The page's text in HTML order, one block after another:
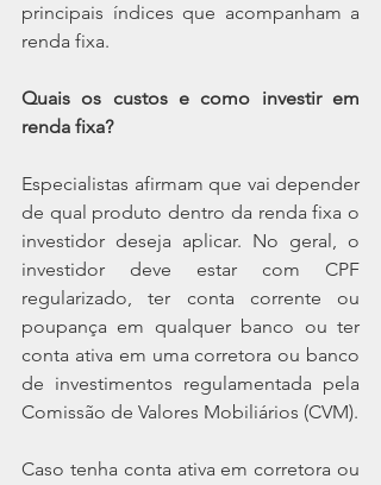
principais índices que acompanham a
renda fixa.
Quais os custos e como investir em
renda fixa?
Especialistas afirmam que vai depender
de qual produto dentro da renda fixa o
investidor deseja aplicar. No geral, o
investidor deve estar com CPF
regularizado, ter conta corrente ou
poupança em qualquer banco ou ter
conta ativa em uma corretora ou banco
de investimentos regulamentada pela
Comissão de Valores Mobiliários (CVM).
Caso tenha conta ativa em corretora ou